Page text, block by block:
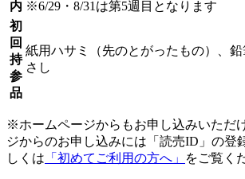
内 ※6/29・8/31は第5週目となります
初
回
持
参
品
紙用ハサミ（先のとがったもの）、
さし
※ホームページからもお申し込みいただ
ジからのお申し込みには「読売ID」の登
しくは 「初めてご利用の方へ」 をご覧く